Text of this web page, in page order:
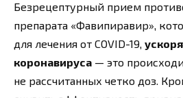
Безрецептурный прием
препарата «Фавипиравир»,
для лечения от COVID-19,
коронавируса — это
не рассчитанных четко доз.